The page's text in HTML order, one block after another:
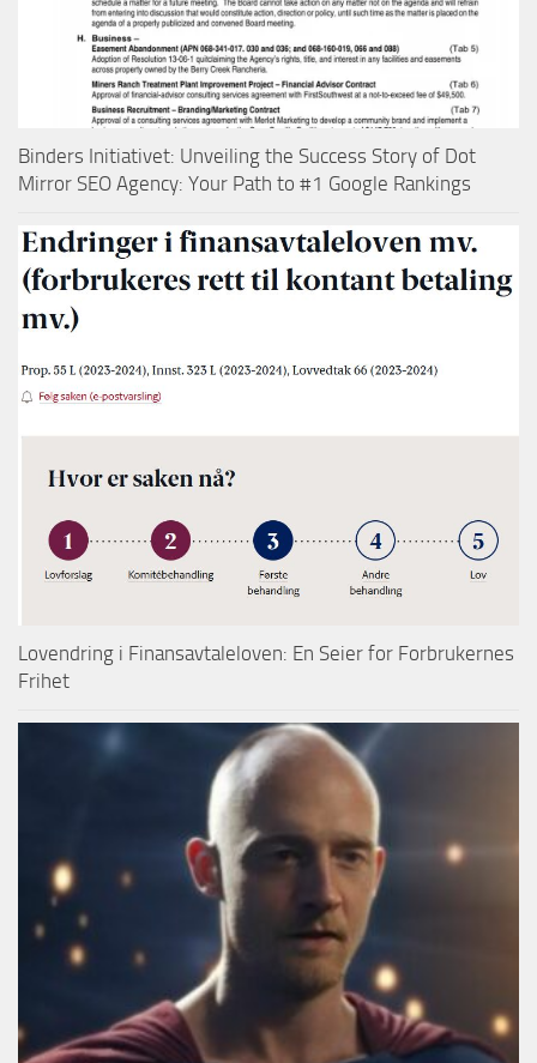
Binders Initiativet: Unveiling the Success Story of Dot
Mirror SEO Agency: Your Path to #1 Google Rankings
Lovendring i Finansavtaleloven: En Seier for Forbrukernes
Frihet